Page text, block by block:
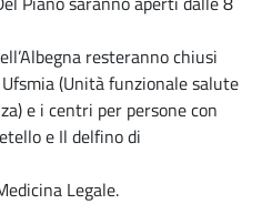
resteranno chiusi
(Unità funzionale salute
e i centri per persone con
e Il delfino di
Legale.